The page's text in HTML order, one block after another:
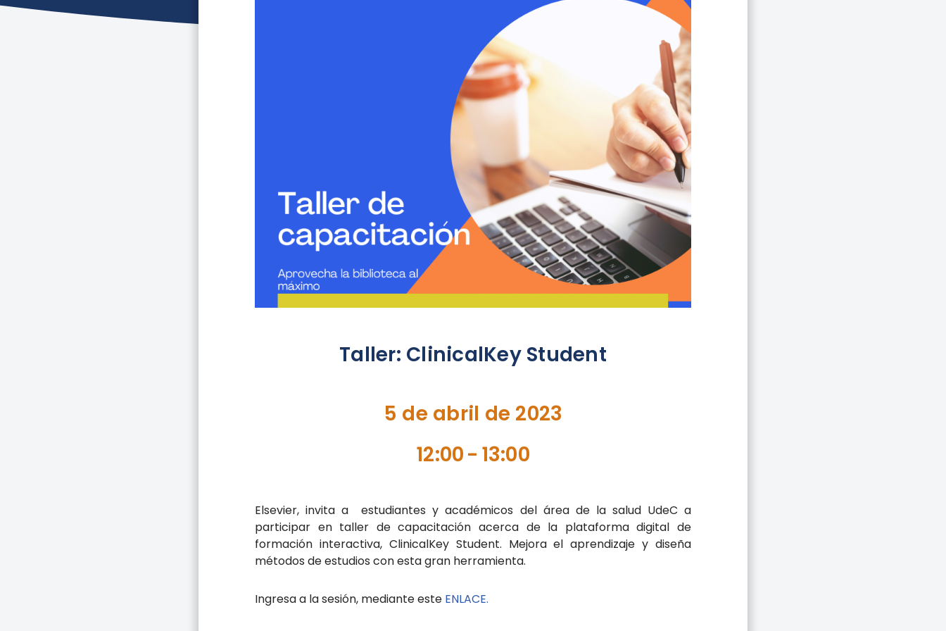
Taller: ClinicalKey Student
5 de abril de 2023
12:00- 13:00
Elsevier, invita a estudiantes y académicos del área de la salud UdeC a
participar en taller de capacitación acerca de la plataforma digital de
formación interactiva, ClinicalKey Student. Mejora el aprendizaje y diseña
métodos de estudios con esta gran herramienta.
Ingresa a la sesión, mediante este ENLACE.